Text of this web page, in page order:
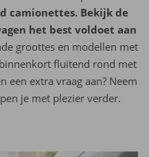
camionettes. Bekijk de
het best voldoet aan
groottes en modellen met
fluitend rond met
een extra vraag aan? Neem
je met plezier verder.